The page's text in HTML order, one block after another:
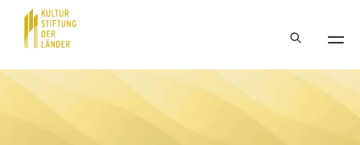
Hauptnavigation